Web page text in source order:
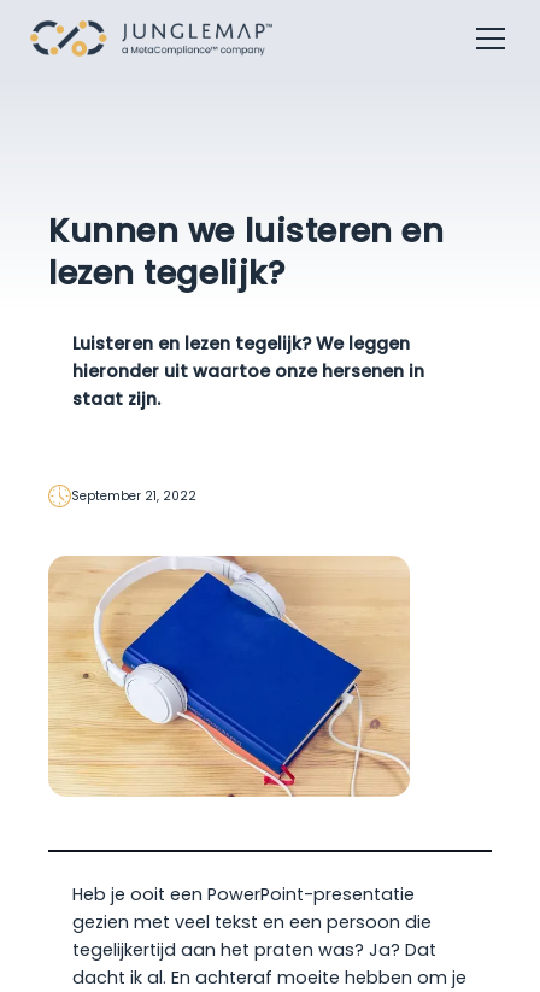
Kunnen we luisteren en
lezen tegelijk?
Luisteren en lezen tegelijk? We leggen
hieronder uit waartoe onze hersenen in
staat zijn.
September 21, 2022
Heb je ooit een PowerPoint-presentatie
gezien met veel tekst en een persoon die
tegelijkertijd aan het praten was? Ja? Dat
dacht ik al. En achteraf moeite hebben om je